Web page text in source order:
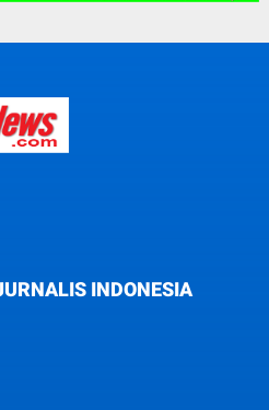
INDONESIA